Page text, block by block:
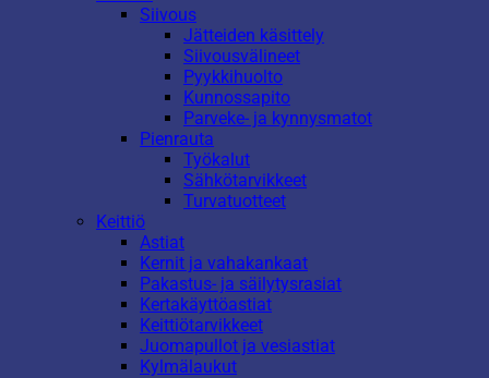
Siivous
Jätteiden käsittely
Siivousvälineet
Pyykkihuolto
Kunnossapito
Parveke- ja kynnysmatot
Pienrauta
Työkalut
Sähkötarvikkeet
Turvatuotteet
Keittiö
Astiat
Kernit ja vahakankaat
Pakastus- ja säilytysrasiat
Kertakäyttöastiat
Keittiötarvikkeet
Juomapullot ja vesiastiat
Kylmälaukut